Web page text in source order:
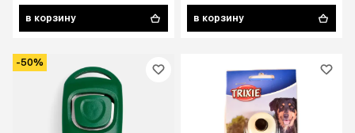
в корзину в корзину
-50%